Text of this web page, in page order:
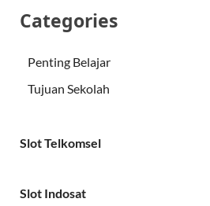
Categories
Penting Belajar
Tujuan Sekolah
Slot Telkomsel
Slot Indosat